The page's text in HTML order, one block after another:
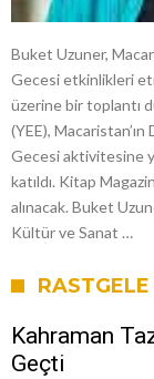
Buket Uzuner,
Gecesi etkinlikleri
üzerine bir toplantı
(YEE),
Gecesi aktivitesine
katıldı. Kitap
alınacak. Buket
Kültür ve Sanat …
Kahraman
Geçti